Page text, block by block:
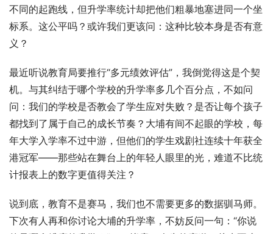
不同的起跑线，但升学率统计却把他们粗暴地塞进同一个坐
标系。这公平吗？或许我们更该问：这种比较本身是否有意
义？
最近听说教育局要推行“多元绩效评估”，我倒觉得这是个契
机。与其纠结于哪个学校的升学率多几个百分点，不如问
问：我们的学校是否教会了学生应对失败？是否让每个孩子
都找到了属于自己的成长节奏？大埔有间不起眼的学校，每
年大学入学率不过中游，但他们的学生戏剧社连续十年获全
港冠军——那些站在舞台上的年轻人眼里的光，难道不比统
计报表上的数字更值得关注？
说到底，教育不是赛马，我们也不需要更多的数据驯马师。
下次有人再和你讨论大埔的升学率，不妨反问一句：“你说